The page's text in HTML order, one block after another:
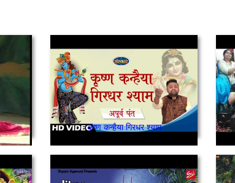
कृष्ण कन्हैया गिरधर श्याम